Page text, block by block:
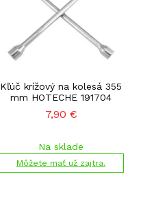
Kľúč krížový na kolesá 355
mm HOTECHE 191704
7,90 €
Na sklade
Môžete mať už zajtra.